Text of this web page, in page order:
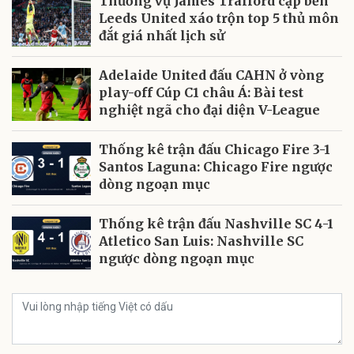
Leeds United xáo trộn top 5 thủ môn
đắt giá nhất lịch sử
Adelaide United đấu CAHN ở vòng
play-off Cúp C1 châu Á: Bài test
nghiệt ngã cho đại diện V-League
Thống kê trận đấu Chicago Fire 3-1
Santos Laguna: Chicago Fire ngược
dòng ngoạn mục
Thống kê trận đấu Nashville SC 4-1
Atletico San Luis: Nashville SC
ngược dòng ngoạn mục